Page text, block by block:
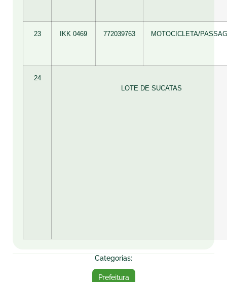
23 IKK 0469 772039763 MOTOCICLETA/
24
LOTE DE SUCATAS
Categorias:
Prefeitura